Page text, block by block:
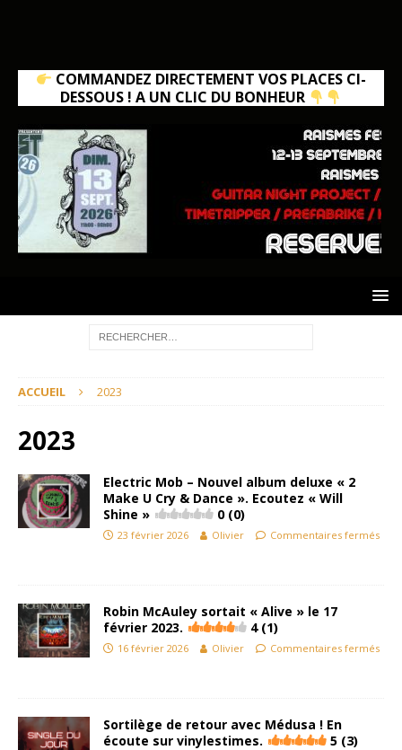
COMMANDEZ DIRECTEMENT VOS PLACES CI-
DESSOUS ! A UN CLIC DU BONHEUR
ACCUEIL 2023
2023
Electric Mob – Nouvel album deluxe « 2
Make U Cry & Dance ». Ecoutez « Will
Shine »
0 (0)
23 février 2026 Olivier Commentaires fermés
Robin McAuley sortait « Alive » le 17
février 2023.
4 (1)
16 février 2026 Olivier Commentaires fermés
Sortilège de retour avec Médusa ! En
écoute sur vinylestimes.
5 (3)